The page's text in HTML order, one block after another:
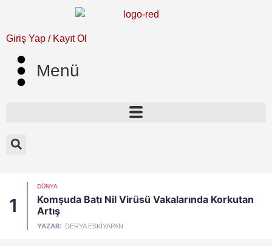
Giriş Yap / Kayıt Ol
Menü
1
DÜNYA
Komşuda Batı Nil Virüsü Vakalarında Korkutan
Artış
YAZAR: DERYA ESKIYAPAN